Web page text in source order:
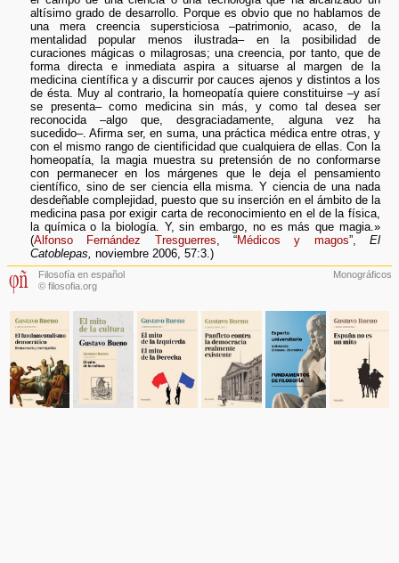
altísimo grado de desarrollo. Porque es obvio que no hablamos de
una mera creencia supersticiosa –patrimonio, acaso, de la
mentalidad popular menos ilustrada– en la posibilidad de
curaciones mágicas o milagrosas; una creencia, por tanto, que de
forma directa e inmediata aspira a situarse al margen de la
medicina científica y a discurrir por cauces ajenos y distintos a los
de ésta. Muy al contrario, la homeopatía quiere constituirse –y así
se presenta– como medicina sin más, y como tal desea ser
reconocida –algo que, desgraciadamente, alguna vez ha
sucedido–. Afirma ser, en suma, una práctica médica entre otras, y
con el mismo rango de cientificidad que cualquiera de ellas. Con la
homeopatía, la magia muestra su pretensión de no conformarse
con permanecer en los márgenes que le deja el pensamiento
científico, sino de ser ciencia ella misma. Y ciencia de una nada
desdeñable complejidad, puesto que su inserción en el ámbito de la
medicina pasa por exigir carta de reconocimiento en el de la física,
la química o la biología. Y, sin embargo, no es más que magia.»
(Alfonso Fernández Tresguerres , “Médicos y magos”, El
Catoblepas, noviembre 2006, 57:3.)
Filosofía en español
© filosofia.org
Monográficos